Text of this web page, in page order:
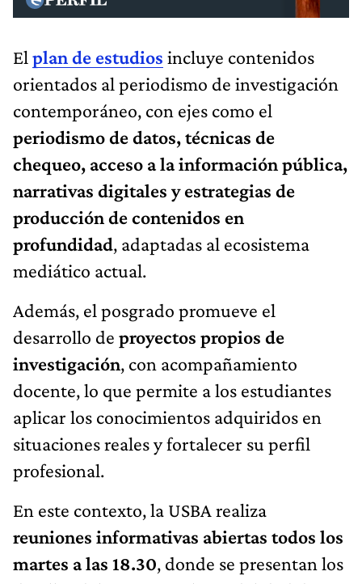
El plan de estudios incluye contenidos
orientados al periodismo de investigación
contemporáneo, con ejes como el
periodismo de datos, técnicas de
chequeo, acceso a la información pública,
narrativas digitales y estrategias de
producción de contenidos en
profundidad, adaptadas al ecosistema
mediático actual.
Además, el posgrado promueve el
desarrollo de proyectos propios de
investigación, con acompañamiento
docente, lo que permite a los estudiantes
aplicar los conocimientos adquiridos en
situaciones reales y fortalecer su perfil
profesional.
En este contexto, la USBA realiza
reuniones informativas abiertas todos los
martes a las 18.30, donde se presentan los